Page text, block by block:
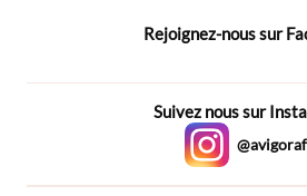
Rejoignez-nous sur
Suivez nous sur